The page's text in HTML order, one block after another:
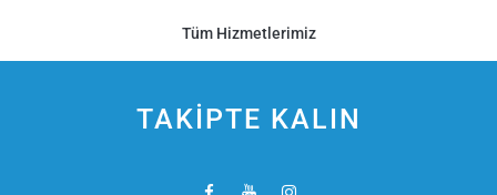
Tüm Hizmetlerimiz
TAKİPTE KALIN